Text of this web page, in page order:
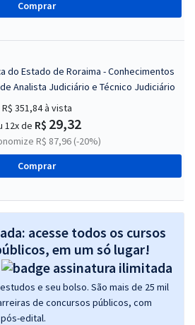
Comprar
do Estado de Roraima - Conhecimentos
Analista Judiciário e Técnico Judiciário
R$ 351,84à vista
12x de R$ 29,32
R$ 87,96 (-20%)
Comprar
acesse todos os cursos
em um só lugar!
e seu bolso. São mais de 25 mil
de concursos públicos, com
edital.